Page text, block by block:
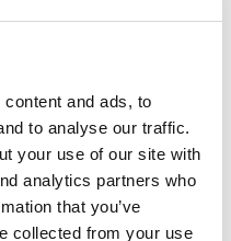
and ads, to
to analyse our traffic.
your use of our site with
analytics partners who
that you’ve
collected from your use